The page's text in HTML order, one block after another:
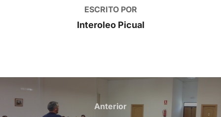
ESCRITO POR
Interoleo Picual
Navegación
de
Anterior
Anterior